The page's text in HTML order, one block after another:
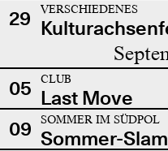
29 VERSCHIEDENES
05 CLUB
Last Move
09
SOMMER IM SÜDPOL
Sommer-Slam